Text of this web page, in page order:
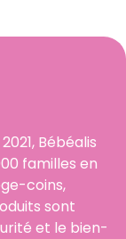
Bébéalis
familles en
coins,
sont
et le bien-